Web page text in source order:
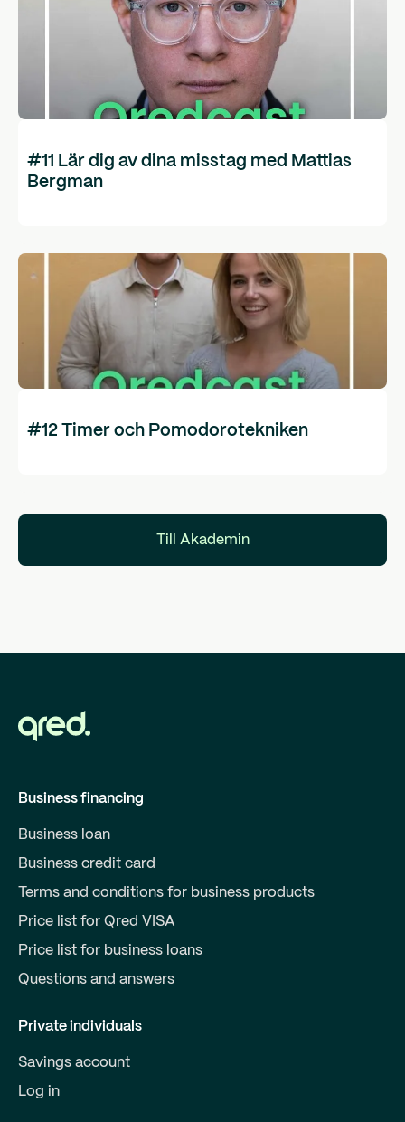
#11 Lär dig av dina misstag med Mattias
Bergman
#12 Timer och Pomodorotekniken
Till Akademin
Business financing
Business loan
Business credit card
Terms and conditions for business products
Price list for Qred VISA
Price list for business loans
Questions and answers
Private individuals
Savings account
Log in